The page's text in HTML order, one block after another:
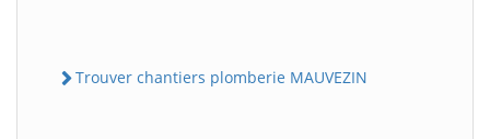
Trouver chantiers plomberie MAUVEZIN